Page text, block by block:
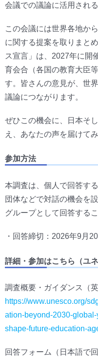
会議での議論に活用される
この会議には世界各地か
に関する提案を取りまと
ス宣言」は、2027年に開
育会合（各国の教育大臣
す。皆さんの意見が、世
議論につながります。
ぜひこの機会に、日本そ
え、あなたの声を届けて
参加方法
本調査は、個人で回答す
団体などで対話の機会を
グループとして回答する
・回答締切：2026年9月20
詳細・参加はこちら（ユ
調査概要・ガイダンス（英
https://www.unesco.org/
ation-beyond-2030-
shape-future-education-
回答フォーム（日本語で回